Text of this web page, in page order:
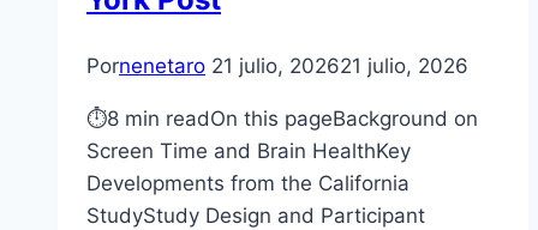
Pornenetaro 21 julio, 202621 julio, 2026
⏱8 min readOn this pageBackground on
Screen Time and Brain HealthKey
Developments from the California
StudyStudy Design and Participant